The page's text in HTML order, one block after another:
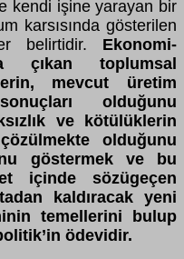
kendi işine yarayan bir
karsısında gösterilen
belirtidir. Ekonomi-
çıkan toplumsal
mevcut üretim
olduğunu
ve kötülüklerin
olduğunu
göstermek ve bu
içinde sözügeçen
kaldıracak yeni
temellerini bulup
ödevidir.